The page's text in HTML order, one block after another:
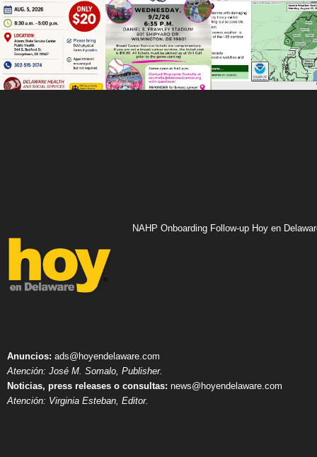
NAHP Onboarding Follow-up Hoy en
Anuncios: ads@hoyendelaware.com
Atención: José M. Somalo, Publisher.
Noticias, press releases o consultas: news@hoyendelaware.com
Atención: Virginia Esteban, Editor.